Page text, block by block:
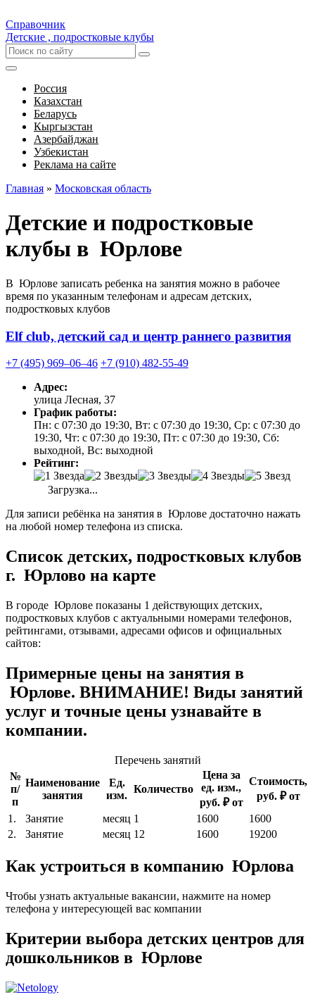
Справочник
Детские , подростковые клубы
Россия
Казахстан
Беларусь
Кыргызстан
Азербайджан
Узбекистан
Реклама на сайте
Главная » Московская область
Детские и подростковые
клубы в Юрлове
В Юрлове записать ребенка на занятия можно в рабочее
время по указанным телефонам и адресам детских,
подростковых клубов
Elf club, детский сад и центр раннего развития
+7 (495) 969‒06‒46 +7 (910) 482-55-49
Адрес:
улица Лесная, 37
График работы:
Пн: с 07:30 до 19:30, Вт: с 07:30 до 19:30, Ср: с 07:30 до
19:30, Чт: с 07:30 до 19:30, Пт: с 07:30 до 19:30, Сб:
выходной, Вс: выходной
Рейтинг:
Загрузка...
Для записи ребёнка на занятия в Юрлове достаточно нажать
на любой номер телефона из списка.
Список детских, подростковых клубов
г. Юрлово на карте
В городе Юрлове показаны 1 действующих детских,
подростковых клубов с актуальными номерами телефонов,
рейтингами, отзывами, адресами офисов и официальных
сайтов:
Примерные цены на занятия в
Юрлове. ВНИМАНИЕ! Виды занятий
услуг и точные цены узнавайте в
компании.
Перечень занятий
№
п/
п
Наименование
занятия
Ед.
изм.
Количество
Цена за
ед. изм.,
руб. ₽ от
Стоимость,
руб. ₽ от
1.
Занятие месяц 1 1600
1600
2.
Занятие месяц 12 1600 19200
Как устроиться в компанию Юрлова
Чтобы узнать актуальные вакансии, нажмите на номер
телефона у интересующей вас компании
Критерии выбора детских центров для
дошкольников в Юрлове